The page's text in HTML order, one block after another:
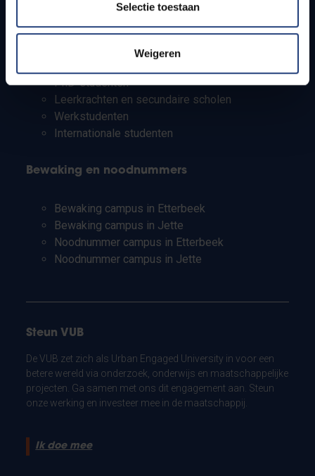
Selectie toestaan
Weigeren
Pers
PhD-studenten
Leerkrachten en secundaire scholen
Werkstudenten
Internationale studenten
Bewaking en noodnummers
Bewaking campus in Etterbeek
Bewaking campus in Jette
Noodnummer campus in Etterbeek
Noodnummer campus in Jette
Steun VUB
De VUB zet zich als Urban Engaged University in voor een
betere wereld via onderzoek, onderwijs en maatschappelijke
projecten. Ga samen met ons dit engagement aan. Steun
onze werking en investeer mee in de maatschappij.
Ik doe mee